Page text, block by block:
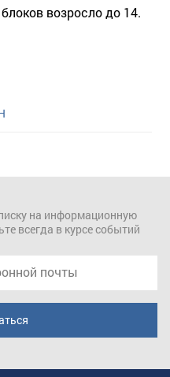
возросло до 14.
на информационную
всегда в курсе событий